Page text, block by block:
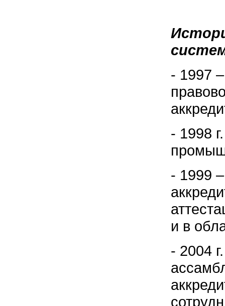
- 1997
- 1998
- 1999
и в
- 2004